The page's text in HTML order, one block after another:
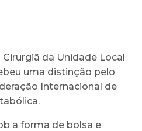
da Unidade Local
uma distinção pelo
Internacional de
a forma de bolsa e